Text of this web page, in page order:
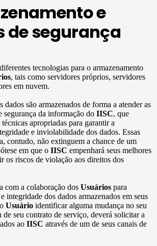
e
de segurança
tecnologias para o armazenamento
, tais como servidores próprios, servidores
em nuvem.
dados são armazenados de forma a atender as
segurança da informação do IISC, que
apropriadas para garantir a
e inviolabilidade dos dados. Essas
contudo, não extinguem a chance de um
em que o IISC empenhará seus melhores
os riscos de violação aos direitos dos
com a colaboração dos Usuários para
integridade dos dados armazenados em seus
Usuário identificar alguma mudança no seu
de seu contrato de serviço, deverá solicitar a
ao IISC através de um de seus canais de